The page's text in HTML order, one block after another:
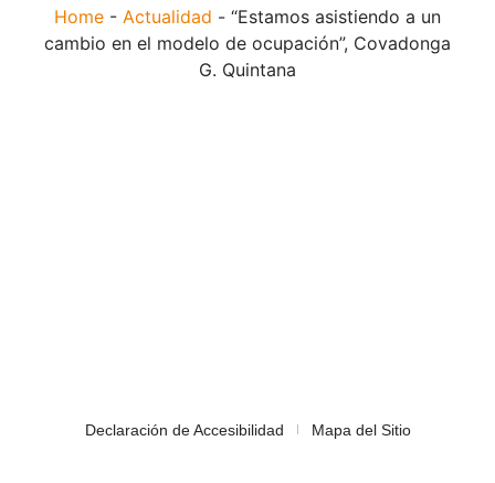
Home - Actualidad - “Estamos asistiendo a un
cambio en el modelo de ocupación”, Covadonga
G. Quintana
Declaración de Accesibilidad Mapa del Sitio